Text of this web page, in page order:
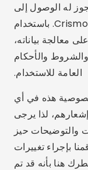
له الوصول إلى
و/أو استخدام المحتوى الذي تقدمه Crismob. باستخدام
معالجة بياناته،
والأحكام
العامة للاستخدام.
هذه في أي
لذا يرجى
والتوضيحات حيز
بإجراء تغييرات
هنا بأنه قد تم